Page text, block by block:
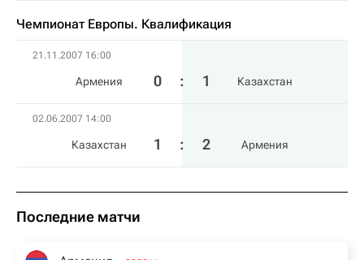
Чемпионат Европы. Квалификация​
21.11.2007 16:00
Армения 0 : 1 Казахстан
02.06.2007 14:00
Казахстан 1 : 2 Армения
Последние матчи